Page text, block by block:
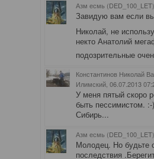
Азм есмь
Завидую вам если
Николай, не
некто Анатолий
подозрительные
Константинов Николай
Илимский , 06.07.2013
У меня пятый
быть пессимистом.
Сибирь...
Азм есмь
Молодец. Но будьте
последствия